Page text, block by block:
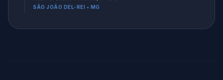
SÃO JOÃO DEL-REI • MG